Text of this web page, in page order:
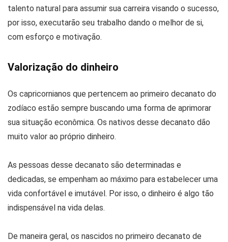
talento natural para assumir sua carreira visando o sucesso,
por isso, executarão seu trabalho dando o melhor de si,
com esforço e motivação.
Valorização do dinheiro
Os capricornianos que pertencem ao primeiro decanato do
zodíaco estão sempre buscando uma forma de aprimorar
sua situação econômica. Os nativos desse decanato dão
muito valor ao próprio dinheiro.
As pessoas desse decanato são determinadas e
dedicadas, se empenham ao máximo para estabelecer uma
vida confortável e imutável. Por isso, o dinheiro é algo tão
indispensável na vida delas.
De maneira geral, os nascidos no primeiro decanato de